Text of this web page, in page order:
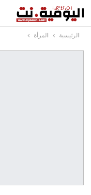
الرئيسية المرأة